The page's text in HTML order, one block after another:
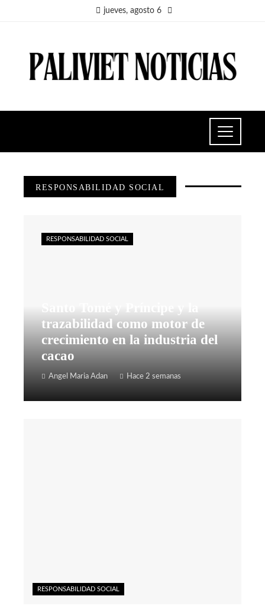
jueves, agosto 6
RESPONSABILIDAD SOCIAL
trazabilidad como motor de
crecimiento en la industria del
cacao
Angel Maria Adan Hace 2 semanas
RESPONSABILIDAD SOCIAL
RESPONSABILIDAD SOCIAL